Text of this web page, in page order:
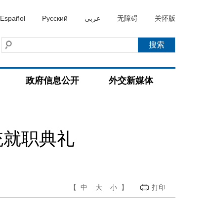
Español Русский عربي 无障碍 关怀版
政府信息公开 外交新媒体
职典礼
【 中 大 小 】 打印